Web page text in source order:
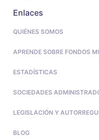
Enlaces
QUIÉNES SOMOS
APRENDE SOBRE FONDOS
ESTADÍSTICAS
SOCIEDADES
LEGISLACIÓN Y
BLOG